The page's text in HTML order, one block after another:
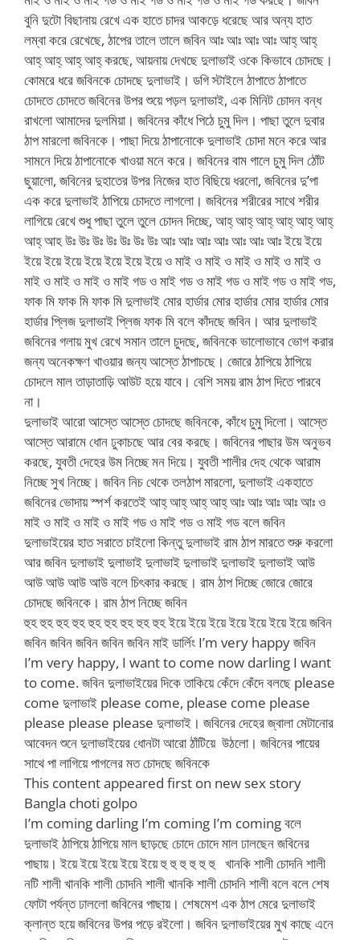
বুনি দুটো বিছানায় রেখে এক হাতে চাদর আকড়ে ধরেছে আর অন্য হাত
লম্বা করে রেখেছে, ঠাপের তালে তালে জবিন আঃ আঃ আঃ আঃ আহ্ আহ্
আহ্ আহ্ আহ্ আহ্ করছে, আয়নায় দেখছে দুলাভাই ওকে কিভাবে চোদছে।
কোমরে ধরে জবিনকে চোদছে দুলাভাই। ডগি স্টাইলে ঠাপাতে ঠাপাতে
চোদতে চোদতে জবিনের উপর শুয়ে পড়ল দুলাভাই, এক মিনিট চোদন বন্ধ
রাখলো আমাদের দুলমিয়া। জবিনের কাঁধে পিঠে চুমু দিল। পাছা তুলে দুবার
ঠাপ মারলো জবিনকে। পাছা দিয়ে ঠাপানোকে দুলাভাই চোদা মনে করে আর
সামনে দিয়ে ঠাপানোকে খাওয়া মনে করে। জবিনের বাম গালে চুমু দিল ঠোঁট
ছুয়ালো, জবিনের দুহাতের উপর নিজের হাত বিছিয়ে ধরলো, জবিনের দু’পা
এক করে দুলাভাই ঠাপিয়ে চোদতে লাগলো। জবিনের শরীরের সাথে শরীর
লাগিয়ে রেখে শুধু পাছা তুলে তুলে চোদন দিচ্ছে, আহ্ আহ্ আহ্ আহ্ আহ্ আহ্
আহ্ আহ উঃ উঃ উঃ উঃ উঃ উঃ উঃ আঃ আঃ আঃ আঃ আঃ আঃ আঃ ইয়ে ইয়ে
ইয়ে ইয়ে ইয়ে ইয়ে ইয়ে ইয়ে ইয়ে ও মাই ও মাই ও মাই ও মাই ও মাই ও
মাই ও মাই ও মাই ও মাই গড ও মাই গড ও মাই গড ও মাই গড ও মাই গড,
ফাক মি ফাক মি ফাক মি দুলাভাই মোর হার্ডার মোর হার্ডার মোর হার্ডার মোর
হার্ডার প্লিজ দুলাভাই প্লিজ ফাক মি বলে কাঁদছে জবিন। আর দুলাভাই
জবিনের গলায় মুখ রেখে সমান তালে চুদছে, জবিনকে ভালোভাবে ভোগ করার
জন্য অনেকক্ষণ খাওয়ার জন্য আস্তে ঠাপাচছে। জোরে ঠাপিয়ে ঠাপিয়ে
চোদলে মাল তাড়াতাড়ি আউট হয়ে যাবে। বেশি সময় রাম ঠাপ দিতে পারবে
না।
দুলাভাই আরো আস্তে আস্তে চোদছে জবিনকে, কাঁধে চুমু দিলো। আস্তে
আস্তে আরামে ধোন ঢুকাচছে আর বের করছে। জবিনের পাছার উম অনুভব
করছে, যুবতী দেহের উম নিচ্ছে মন দিয়ে। যুবতী শালীর দেহ থেকে আরাম
নিচ্ছে সুখ নিচ্ছে। জবিন নিচ থেকে তলঠাপ মারলো, দুলাভাই একহাতে
জবিনের ভোদায় স্পর্শ করতেই আহ্ আহ্ আহ্ আহ্ আঃ আঃ আঃ আঃ আঃ ও
মাই ও মাই ও মাই ও মাই গড ও মাই গড ও মাই গড বলে জবিন
দুলাভাইয়ের হাত সরাতে চাইলো কিন্তু দুলাভাই রাম ঠাপ মারতে শুরু করলো
আর জবিন দুলাভাই দুলাভাই দুলাভাই দুলাভাই দুলাভাই দুলাভাই আউ
আউ আউ আউ আউ বলে চিৎকার করছে। রাম ঠাপ দিচ্ছে জোরে জোরে
চোদছে জবিনকে। রাম ঠাপ নিচ্ছে জবিন
হুহ হুহ হুহ হুহ হুহ হুহ হুহ হুহ হুহ ইয়ে ইয়ে ইয়ে ইয়ে ইয়ে ইয়ে ইয়ে জবিন
জবিন জবিন জবিন জবিন জবিন মাই ডার্লিং I’m very happy জবিন
I’m very happy, I want to come now darling I want
to come. জবিন দুলাভাইয়ের দিকে তাকিয়ে কেঁদে কেঁদে বলছে please
come দুলাভাই please come, please come please
please please please দুলাভাই। জবিনের দেহের জ্বালা মেটানোর
আবেদন শুনে দুলাভাইয়ের ধোনটা আরো ঠাঁটিয়ে উঠলো। জবিনের পায়ের
সাথে পা লাগিয়ে পাগলের মত চোদছে জবিনকে
This content appeared first on new sex story
Bangla choti golpo
I’m coming darling I’m coming I’m coming বলে
দুলাভাই ঠাপিয়ে ঠাপিয়ে মাল ছাড়ছে চোদে চোদে মাল ঢালছেন জবিনের
পাছায়। ইয়ে ইয়ে ইয়ে ইয়ে ইয়ে হু হু হু হু হু হু খানকি শালী চোদনি শালী
নটি শালী খানকি শালী চোদনি শালী খানকি শালী চোদনি শালী বলে বলে শেষ
ফোটা পর্যন্ত ঢাললো জবিনের পাছায়। শেষমেশ এক ঠাপ মেরে দুলাভাই
ক্লান্ত হয়ে জবিনের উপর পড়ে রইলো। জবিন দুলাভাইয়ের মুখ কাছে এনে